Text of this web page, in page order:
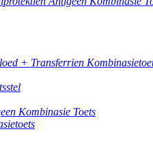
+ Transferrien
Kombinasie Toets